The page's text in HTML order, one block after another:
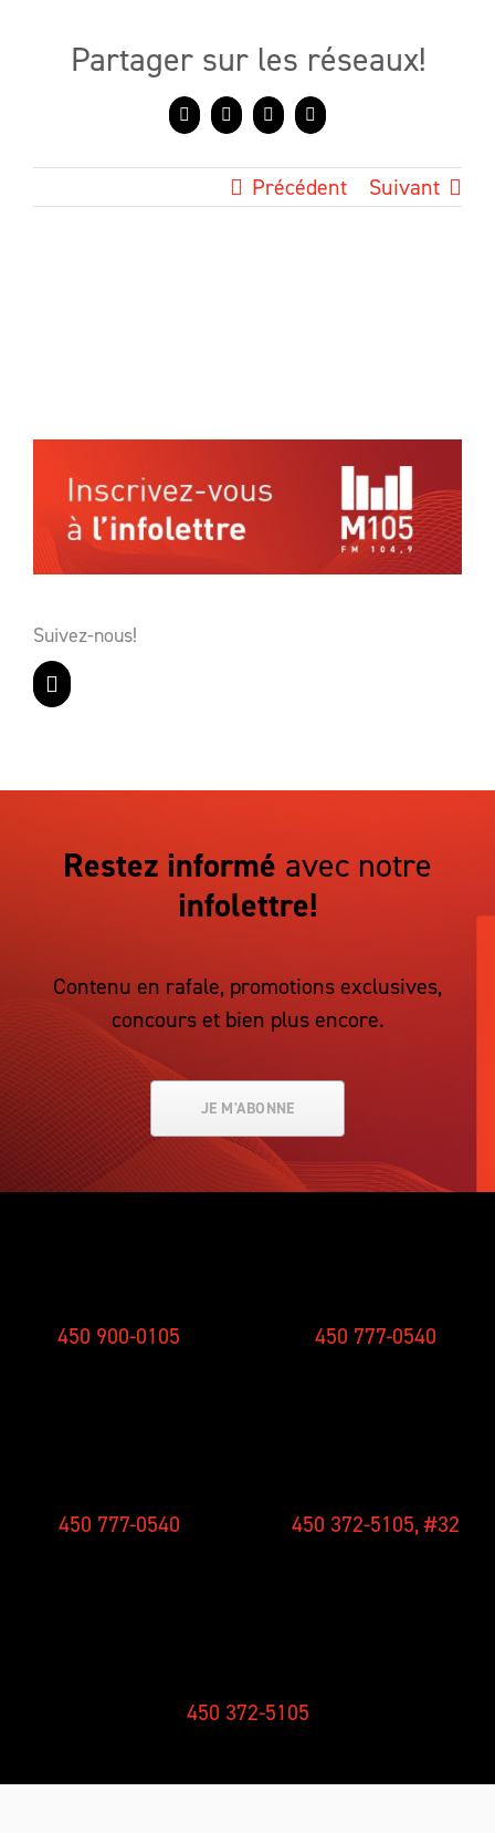
Partager sur les réseaux!
Facebook
X LinkedInCourriel
Précédent Suivant
Suivez-nous!
Restez informé avec notre
infolettre!
Contenu en rafale, promotions exclusives,
concours et bien plus encore.
JE M'ABONNE
450 900-0105 450 777-0540
450 777-0540 450 372-5105, #32
450 372-5105